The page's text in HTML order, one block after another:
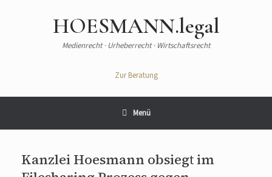
HOESMANN.legal
Medienrecht · Urheberrecht · Wirtschaftsrecht
Zur Beratung
Menü
Kanzlei Hoesmann obsiegt im